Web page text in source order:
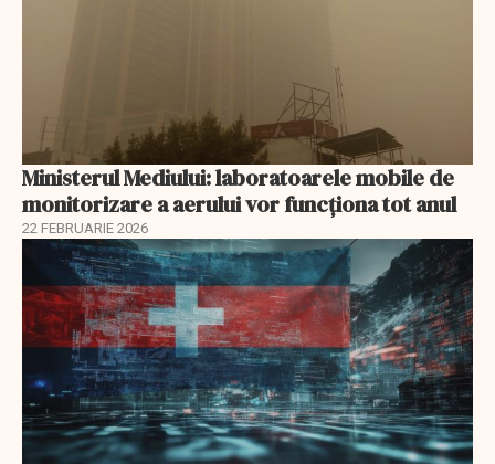
Ministerul Mediului: laboratoarele mobile de
monitorizare a aerului vor funcționa tot anul
22 FEBRUARIE 2026